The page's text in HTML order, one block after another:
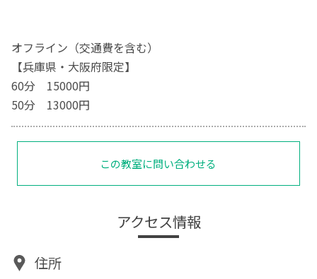
オフライン（交通費を含む）
【兵庫県・大阪府限定】
60分 15000円
50分 13000円
この教室に問い合わせる
アクセス情報
住所